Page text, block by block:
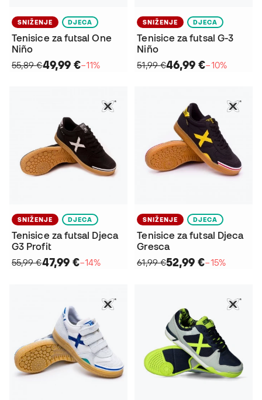
SNIŽENJE DJECA
Tenisice za futsal One
Niño
55,89 €49,99 €−11%
SNIŽENJE DJECA
Tenisice za futsal G-3
Niño
51,99 €46,99 €−10%
SNIŽENJE DJECA
Tenisice za futsal Djeca
G3 Profit
55,99 €47,99 €−14%
SNIŽENJE DJECA
Tenisice za futsal Djeca
Gresca
61,99 €52,99 €−15%